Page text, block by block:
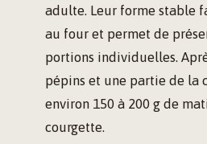
adulte. Leur forme stable
au four et permet de
portions individuelles.
pépins et une partie de la
environ 150 à 200 g de
courgette.